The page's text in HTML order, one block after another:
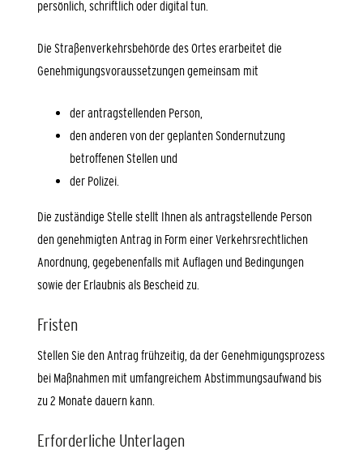
persönlich, schriftlich oder digital tun.
Die Straßenverkehrsbehörde des Ortes erarbeitet die
Genehmigungsvoraussetzungen gemeinsam mit
der antragstellenden Person,
den anderen von der geplanten Sondernutzung
betroffenen Stellen und
der Polizei.
Die zuständige Stelle stellt Ihnen als antragstellende Person
den genehmigten Antrag in Form einer Verkehrsrechtlichen
Anordnung, gegebenenfalls mit Auflagen und Bedingungen
sowie der Erlaubnis als Bescheid zu.
Fristen
Stellen Sie den Antrag frühzeitig, da der Genehmigungsprozess
bei Maßnahmen mit umfangreichem Abstimmungsaufwand bis
zu 2 Monate dauern kann.
Erforderliche Unterlagen